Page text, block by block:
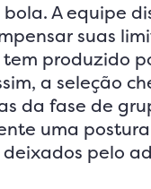
A equipe
suas
produzido
a seleção
da fase de
uma
pelo